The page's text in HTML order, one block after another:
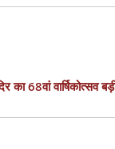
का 68वां वार्षिकोत्सव